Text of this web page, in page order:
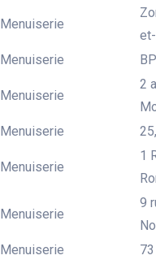
Menuiserie
Menuiserie
Menuiserie
2
Menuiserie
Menuiserie
1
Menuiserie
9
Menuiserie